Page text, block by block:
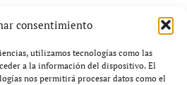
consentimiento
utilizamos tecnologías como las
a la información del dispositivo. El
nos permitirá procesar datos como el
En este contexto, surge una
¿se escribe «ermita» o